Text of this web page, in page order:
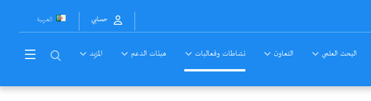
العربية حسابي
البحث العلمي التعاون نشاطات وفعاليات هيئات الدعم المزيد